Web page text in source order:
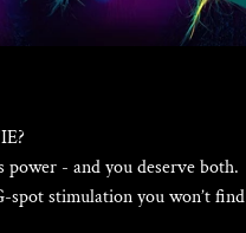
power - and you deserve both.
spot stimulation you won’t find